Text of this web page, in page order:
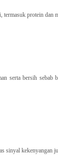
termasuk protein dan
serta bersih sebab
sinyal kekenyangan